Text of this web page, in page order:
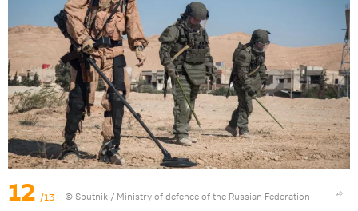
12 /13 © Sputnik / Ministry of defence of the Russian Federation